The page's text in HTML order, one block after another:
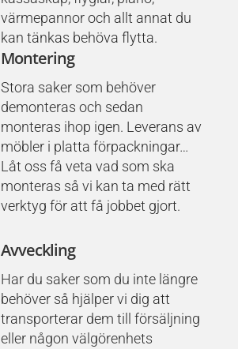
värmepannor och allt annat du
kan tänkas behöva flytta.
Montering
Stora saker som behöver
demonteras och sedan
monteras ihop igen. Leverans av
möbler i platta förpackningar…
Låt oss få veta vad som ska
monteras så vi kan ta med rätt
verktyg för att få jobbet gjort.
Avveckling
Har du saker som du inte längre
behöver så hjälper vi dig att
transporterar dem till försäljning
eller någon välgörenhets